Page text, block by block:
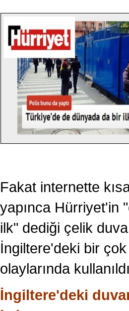
Fakat internette
yapınca Hürriyet'in
ilk" dediği çelik
İngiltere'deki bir
olaylarında
İngiltere'deki